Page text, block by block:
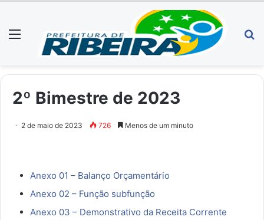
Menu
2º Bimestre de 2023
2 de maio de 2023 726 Menos de um minuto
Anexo 01 – Balanço Orçamentário
Anexo 02 – Função subfunção
Anexo 03 – Demonstrativo da Receita Corrente